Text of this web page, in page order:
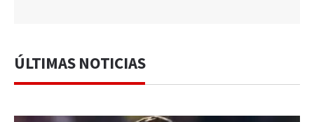
ÚLTIMAS NOTICIAS